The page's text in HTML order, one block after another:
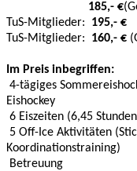
185,- €
TuS-Mitglieder: 195,- €
TuS-Mitglieder: 160,- €
Im Preis inbegriffen:
4-tägiges
Eishockey
6 Eiszeiten (6,45
5 Off-Ice Aktivitäten
Koordinationstraining)
Betreuung